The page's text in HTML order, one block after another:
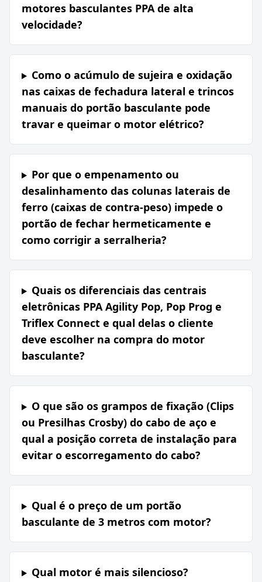
motores basculantes PPA de alta
velocidade?
Como o acúmulo de sujeira e oxidação
nas caixas de fechadura lateral e trincos
manuais do portão basculante pode
travar e queimar o motor elétrico?
Por que o empenamento ou
desalinhamento das colunas laterais de
ferro (caixas de contra-peso) impede o
portão de fechar hermeticamente e
como corrigir a serralheria?
Quais os diferenciais das centrais
eletrônicas PPA Agility Pop, Pop Prog e
Triflex Connect e qual delas o cliente
deve escolher na compra do motor
basculante?
O que são os grampos de fixação (Clips
ou Presilhas Crosby) do cabo de aço e
qual a posição correta de instalação para
evitar o escorregamento do cabo?
Qual é o preço de um portão
basculante de 3 metros com motor?
Qual motor é mais silencioso?